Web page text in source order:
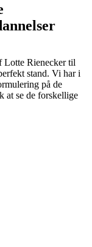
Lotte Rienecker til
stand. Vi har i
på de
at se de forskellige